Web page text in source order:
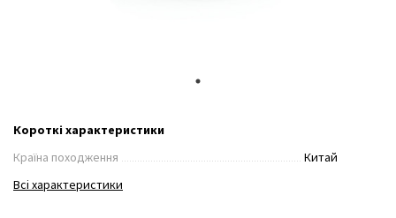
Короткі характеристики
Країна походження
Китай
Всі характеристики